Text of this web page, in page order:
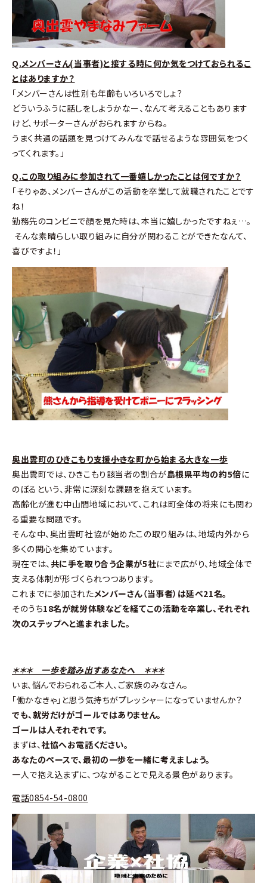
Q.メンバーさん(当事者)と接する時に何か気をつけておられるこ
とはありますか？
「メンバーさんは性別も年齢もいろいろでしょ？
どういうふうに話しをしようかなー、なんて考えることもあります
けど、サポーターさんがおられますからね。
うまく共通の話題を見つけてみんなで話せるような雰囲気をつく
ってくれます。」
Q.この取り組みに参加されて一番嬉しかったことは何ですか？
「そりゃあ、メンバーさんがこの活動を卒業して就職されたことです
ね！
勤務先のコンビニで顔を見た時は、本当に嬉しかったですねぇ…。
そんな素晴らしい取り組みに自分が関わることができたなんて、
喜びですよ！」
奥出雲町のひきこもり支援――小さな町から始まる大きな一歩
奥出雲町では、ひきこもり該当者の割合が島根県平均の約5倍に
のぼるという、非常に深刻な課題を抱えています。
高齢化が進む中山間地域において、これは町全体の将来にも関わ
る重要な問題です。
そんな中、奥出雲町社協が始めたこの取り組みは、地域内外から
多くの関心を集めています。
現在では、 共に手を取り合う企業が5社にまで広がり、地域全体で
支える体制が形づくられつつあります。
これまでに参加されたメンバーさん（当事者）は延べ21名。
そのうち18名が就労体験などを経てこの活動を卒業し、それぞれ
次のステップへと進まれました。
＊＊＊ 一歩を踏み出すあなたへ ＊＊＊
いま、悩んでおられるご本人、ご家族のみなさん。
「働かなきゃ」と思う気持ちがプレッシャーになっていませんか？
でも、就労だけがゴールではありません。
ゴールは人それぞれです。
まずは、社協へお電話ください。
あなたのペースで、最初の一歩を一緒に考えましょう。
一人で抱え込まずに、つながることで見える景色があります。
電話0854-54-0800